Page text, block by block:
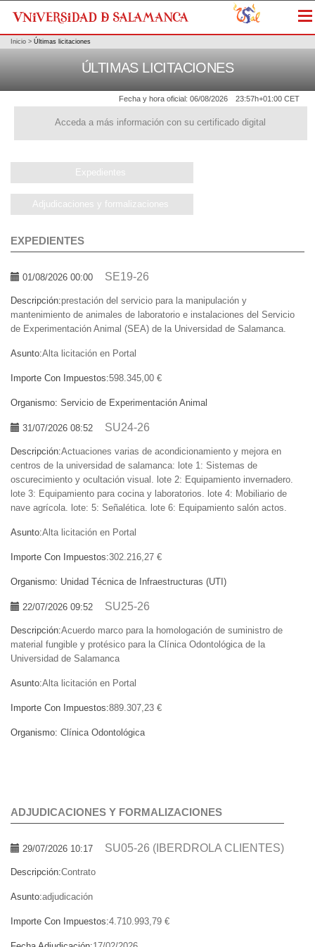
Fecha y hora oficial: 06/08/2026 23:57h+01:00 CET
Acceda a más información con su certificado digital
Inicio > Últimas licitaciones
ÚLTIMAS LICITACIONES
Expedientes
Adjudicaciones y formalizaciones
EXPEDIENTES
01/08/2026 00:00 SE19-26
Descripción:prestación del servicio para la manipulación y
mantenimiento de animales de laboratorio e instalaciones del Servicio
de Experimentación Animal (SEA) de la Universidad de Salamanca.
Asunto:Alta licitación en Portal
Importe Con Impuestos:598.345,00 €
Organismo: Servicio de Experimentación Animal
31/07/2026 08:52 SU24-26
Descripción:Actuaciones varias de acondicionamiento y mejora en
centros de la universidad de salamanca: lote 1: Sistemas de
oscurecimiento y ocultación visual. lote 2: Equipamiento invernadero.
lote 3: Equipamiento para cocina y laboratorios. lote 4: Mobiliario de
nave agrícola. lote: 5: Señalética. lote 6: Equipamiento salón actos.
Asunto:Alta licitación en Portal
Importe Con Impuestos:302.216,27 €
Organismo: Unidad Técnica de Infraestructuras (UTI)
22/07/2026 09:52 SU25-26
Descripción:Acuerdo marco para la homologación de suministro de
material fungible y protésico para la Clínica Odontológica de la
Universidad de Salamanca
Asunto:Alta licitación en Portal
Importe Con Impuestos:889.307,23 €
Organismo: Clínica Odontológica
ADJUDICACIONES Y FORMALIZACIONES
29/07/2026 10:17 SU05-26 (IBERDROLA CLIENTES)
Descripción:Contrato
Asunto:adjudicación
Importe Con Impuestos:4.710.993,79 €